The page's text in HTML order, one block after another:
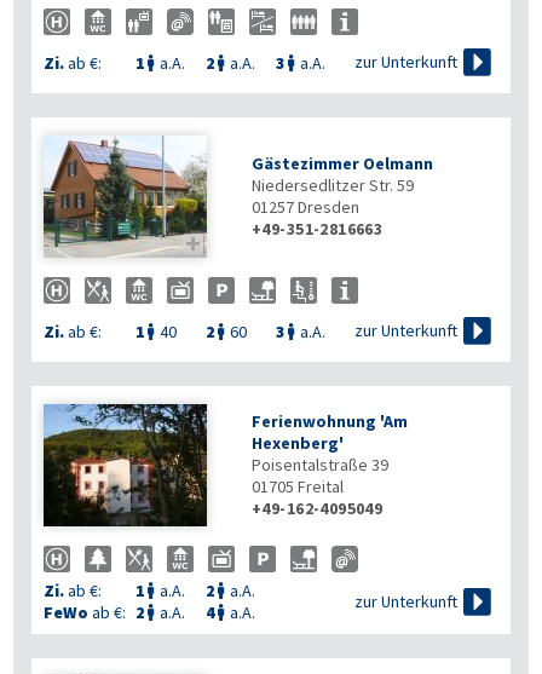
Zi.ab €: 1  a.A. 2  a.A. 3  a.A. zur Unterkunft 

Gästezimmer Oelmann
Niedersedlitzer Str. 59
01257Dresden
+49-351-2816663
Zi.ab €: 1  40 2  60 3  a.A. zur Unterkunft 
Ferienwohnung 'Am
Hexenberg'
Poisentalstraße 39
01705 Freital
+49-162-4095049
Zi.ab €: 1  a.A. 2  a.A.
FeWo ab €: 2  a.A. 4 a.A.
zur Unterkunft 